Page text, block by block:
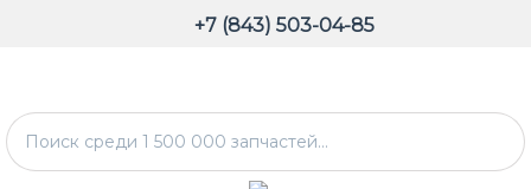
+7 (843) 503-04-85